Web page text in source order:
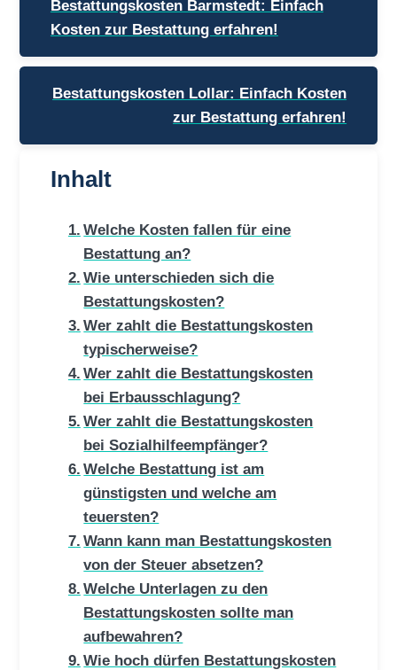
Bestattungskosten Barmstedt: Einfach
Kosten zur Bestattung erfahren!
Bestattungskosten Lollar: Einfach Kosten
zur Bestattung erfahren!
Inhalt
Welche Kosten fallen für eine
Bestattung an?
Wie unterschieden sich die
Bestattungskosten?
Wer zahlt die Bestattungskosten
typischerweise?
Wer zahlt die Bestattungskosten
bei Erbausschlagung?
Wer zahlt die Bestattungskosten
bei Sozialhilfeempfänger?
Welche Bestattung ist am
günstigsten und welche am
teuersten?
Wann kann man Bestattungskosten
von der Steuer absetzen?
Welche Unterlagen zu den
Bestattungskosten sollte man
aufbewahren?
Wie hoch dürfen Bestattungskosten